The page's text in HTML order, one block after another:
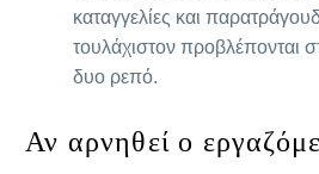
καταγγελίες και
τουλάχιστον προβλέπονται
δυο ρεπό.
Αν αρνηθεί ο